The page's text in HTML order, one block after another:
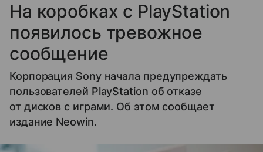
На коробках с PlayStation
появилось тревожное
сообщение
Корпорация Sony начала предупреждать
пользователей PlayStation об отказе
от дисков с играми. Об этом сообщает
издание Neowin.